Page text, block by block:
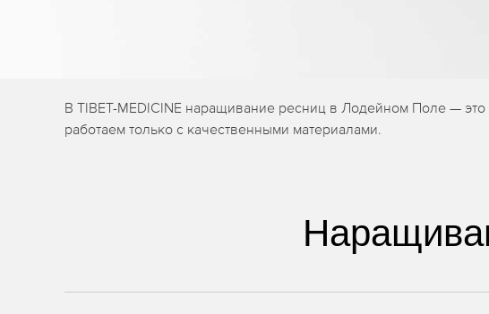
В TIBET-MEDICINE наращивание ресниц в Лодейном Поле —
работаем только с качественными материалами.